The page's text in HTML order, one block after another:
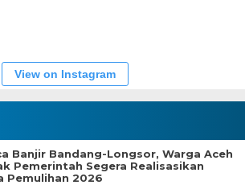
View on Instagram
Banjir Bandang-Longsor, Warga Aceh
Pemerintah Segera Realisasikan
Pemulihan 2026